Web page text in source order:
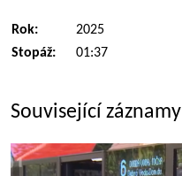
Rok:
2025
Stopáž:
01:37
Související záznamy